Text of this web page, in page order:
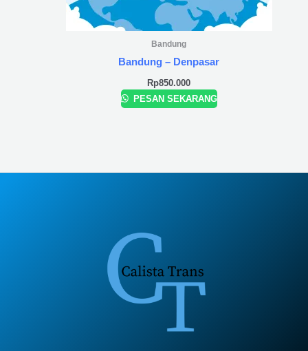
Bandung
Bandung – Denpasar
Rp850.000
PESAN SEKARANG